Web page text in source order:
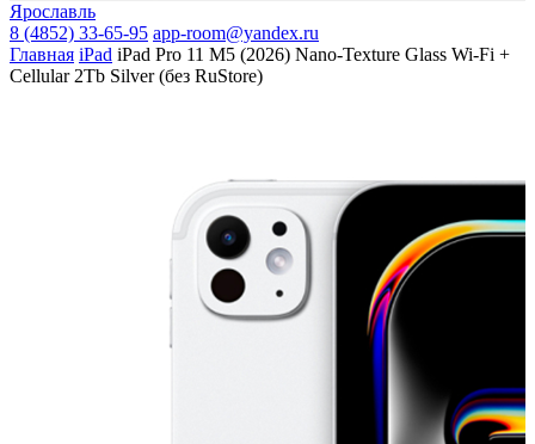
Ярославль
8 (4852) 33-65-95 app-room@yandex.ru
Главная iPad iPad Pro 11 M5 (2026) Nano-Texture Glass Wi-Fi +
Cellular 2Tb Silver (без RuStore)